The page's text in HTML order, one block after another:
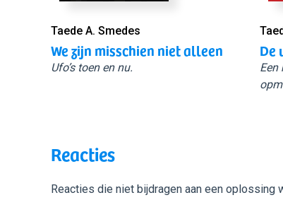
Taede A. Smedes
We zijn misschien niet alleen
Ufo’s toen en nu.
De
Een
Reacties
Reacties die niet bijdragen aan een oplossing